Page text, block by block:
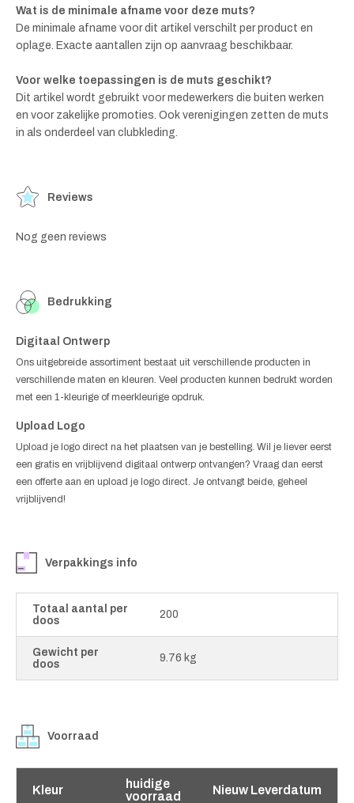
Wat is de minimale afname voor deze muts?
De minimale afname voor dit artikel verschilt per product en
oplage. Exacte aantallen zijn op aanvraag beschikbaar.
Voor welke toepassingen is de muts geschikt?
Dit artikel wordt gebruikt voor medewerkers die buiten werken
en voor zakelijke promoties. Ook verenigingen zetten de muts
in als onderdeel van clubkleding.
Reviews
Nog geen reviews
Bedrukking
Digitaal Ontwerp
Ons uitgebreide assortiment bestaat uit verschillende producten in
verschillende maten en kleuren. Veel producten kunnen bedrukt worden
met een 1-kleurige of meerkleurige opdruk.
Upload Logo
Upload je logo direct na het plaatsen van je bestelling. Wil je liever eerst
een gratis en vrijblijvend digitaal ontwerp ontvangen? Vraag dan eerst
een offerte aan en upload je logo direct. Je ontvangt beide, geheel
vrijblijvend!
Verpakkings info
Totaal aantal per
doos
200
Gewicht per
doos
9.76 kg
Voorraad
Kleur
huidige
voorraad
Nieuw Leverdatum